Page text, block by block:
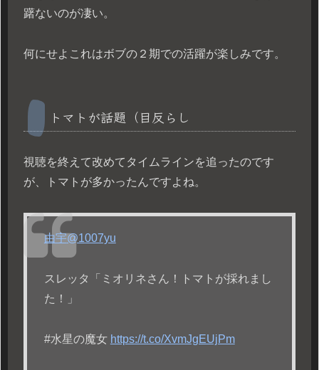
躇ないのが凄い。
何にせよこれはボブの２期での活躍が楽しみです。
トマトが話題（目反らし
視聴を終えて改めてタイムラインを追ったのです
が、トマトが多かったんですよね。
由宇@1007yu
スレッタ「ミオリネさん！トマトが採れまし
た！」
#水星の魔女 https://t.co/XvmJgEUjPm